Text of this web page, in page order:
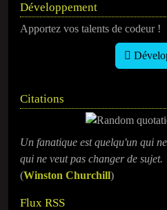
Développement
Apportez vos talents de codeur !
Citations
Un fanatique est quelqu'un qui
qui ne veut pas changer de sujet.
(Winston Churchill)
Flux RSS